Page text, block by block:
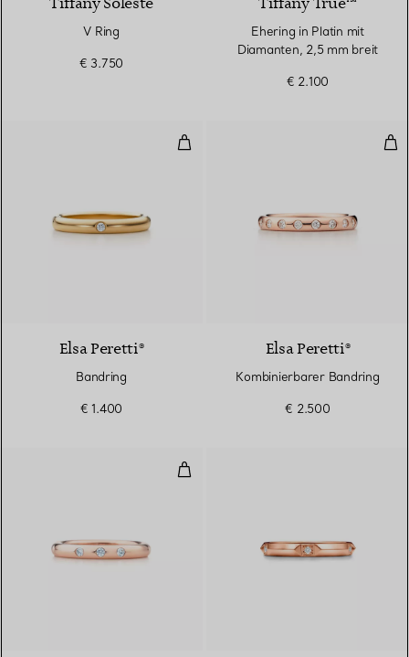
V Ring
€ 3.750
Ehering in Platin mit
Diamanten, 2,5 mm breit
€ 2.100
Bandring
Elsa Peretti®
Bandring
€ 1.400
Elsa Peretti®
Kombinierbarer Bandring
€ 2.500
Kombinierbarer Bandring